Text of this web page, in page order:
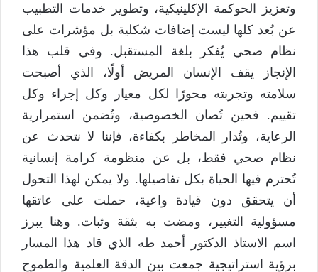
وتعزيز الحوكمة الإكلينيكية، وتطوير خدمات التطبيب
عن بُعد كلها ليست إضافات شكلية بل مؤشرات على
نظام صحي يُفكر بلغة المستقبل. وفي قلب هذا
الإنجاز يقف الإنسان المريض أولًا، الذي أصبحت
سلامته وتجربته محورًا لكل معيار وكل إجراء وكل
تقييم. فحين تُصان الخصوصية، وتُضمن استمرارية
الرعاية، وتُدار المخاطر بكفاءة، فإننا لا نتحدث عن
نظام صحي فقط، بل عن منظومة كرامة إنسانية
تُحترم فيها الحياة بكل تفاصيلها. ولا يمكن لهذا التحول
أن يتحقق دون قيادة واعية، حملت على عاتقها
مسؤولية التغيير، ومضت به بثقة وثبات. وهنا يبرز
اسم الاستاذ الدكتور أحمد طه الذي قاد هذا المسار
برؤية استراتيجية جمعت بين الدقة العلمية والطموح